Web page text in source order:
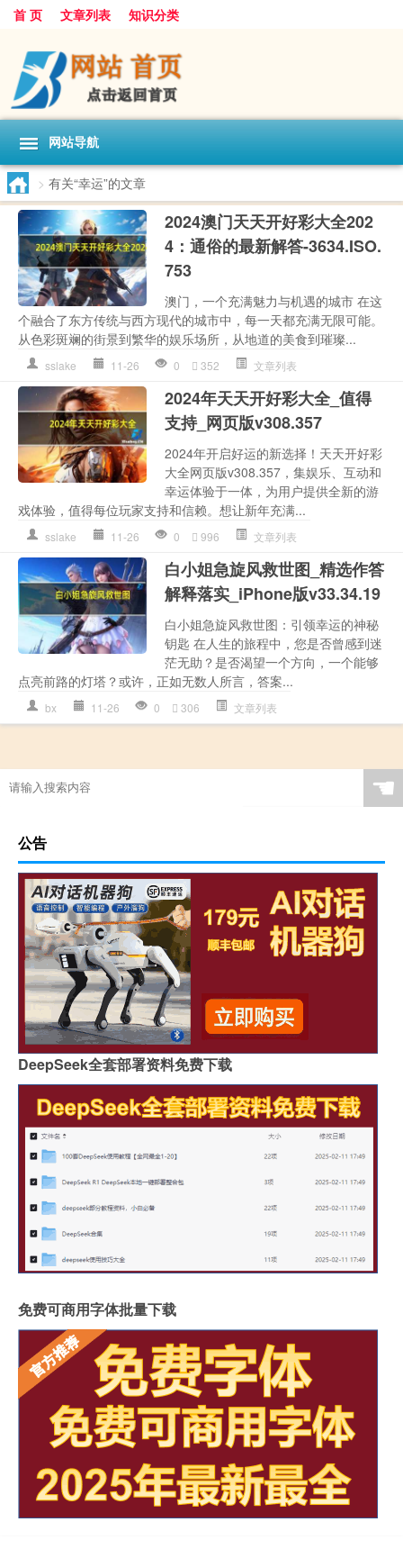
首 页 文章列表 知识分类
网站导航
> 有关“幸运”的文章
2024澳门天天开好彩大全202
4：通俗的最新解答-3634.ISO.
753
澳门，一个充满魅力与机遇的城市 在这
个融合了东方传统与西方现代的城市中，每一天都充满无限可能。
从色彩斑斓的街景到繁华的娱乐场所，从地道的美食到璀璨...
sslake 11-26 0 352 文章列表
2024年天天开好彩大全_值得
支持_网页版v308.357
2024年开启好运的新选择！天天开好彩
大全网页版v308.357，集娱乐、互动和
幸运体验于一体，为用户提供全新的游
戏体验，值得每位玩家支持和信赖。想让新年充满...
sslake 11-26 0 996 文章列表
白小姐急旋风救世图_精选作答
解释落实_iPhone版v33.34.19
白小姐急旋风救世图：引领幸运的神秘
钥匙 在人生的旅程中，您是否曾感到迷
茫无助？是否渴望一个方向，一个能够
点亮前路的灯塔？或许，正如无数人所言，答案...
bx 11-26 0 306 文章列表
☚
公告
DeepSeek全套部署资料免费下载
免费可商用字体批量下载